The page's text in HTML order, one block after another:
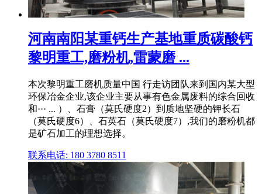
河南南阳某重钙生产基地重质碳酸钙
黎明重工,磨粉机,雷蒙磨 ...
本次黎明重工磨机质量中国 行走访团队来到国内某大型
环保冶金企业,该企业主要从事有色金属废料的综合回收
和··· ... ）、石膏（莫氏硬度2）到质地坚硬的钾长石
（莫氏硬度6）、石英石（莫氏硬度7）,我们的磨粉机都
是矿石加工的理想选择。
联系电话: 180 3780 8511